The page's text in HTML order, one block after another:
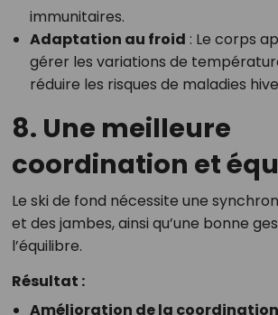
immunitaires.
Adaptation au froid : Le corps
gérer les variations de
réduire les risques de maladies
8. Une meilleure
coordination et
Le ski de fond nécessite une
et des jambes, ainsi qu’une bonne
l’équilibre.
Résultat :
Amélioration de la